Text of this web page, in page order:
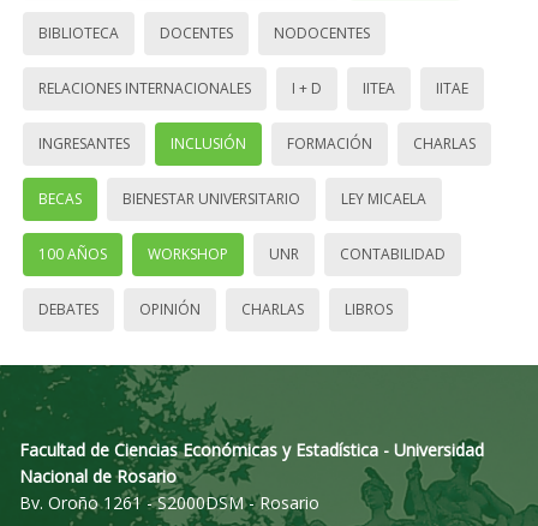
BIBLIOTECA DOCENTES NODOCENTES
RELACIONES INTERNACIONALES I + D IITEA IITAE
INGRESANTES INCLUSIÓN FORMACIÓN CHARLAS
BECAS BIENESTAR UNIVERSITARIO LEY MICAELA
100 AÑOS WORKSHOP UNR CONTABILIDAD
DEBATES OPINIÓN CHARLAS LIBROS
Facultad de Ciencias Económicas y Estadística - Universidad
Nacional de Rosario
Bv. Oroño 1261 - S2000DSM - Rosario